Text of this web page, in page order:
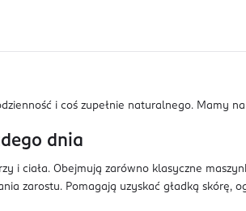
i coś zupełnie naturalnego. Mamy
dnia
i ciała. Obejmują zarówno klasyczne
zarostu. Pomagają uzyskać gładką skórę,